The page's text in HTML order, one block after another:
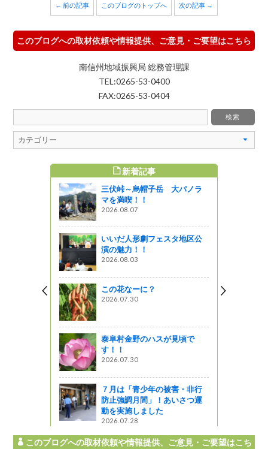
← 前の記事 このブログのトップへ 次の記事 →
このブログへの取材依頼や情報提供、ご意見・ご要望はこちら
南信州地域振興局 総務管理課
TEL:0265-53-0400
FAX:0265-53-0404
新着記事
三伏峠～烏帽子岳 大パノラ
マを満喫！！
2026.08.07
いいだ人形劇フェスタ地区公
演の魅力！！
2026.08.03
この花なーに？
2026.07.30
泰阜村金野のハスが見頃で
す！！
2026.07.30
７月は「青少年の被害・非行
防止強調月間」！あいさつ運
動を実施しました
2026.07.28
このブログへの取材依頼や情報提供、ご意見・ご要望はこち